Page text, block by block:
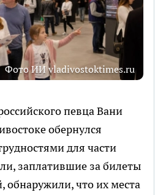
Фото ИИ vladivostoktimes.ru
певца Вани
обернулся
для части
заплатившие за билеты
обнаружили, что их места